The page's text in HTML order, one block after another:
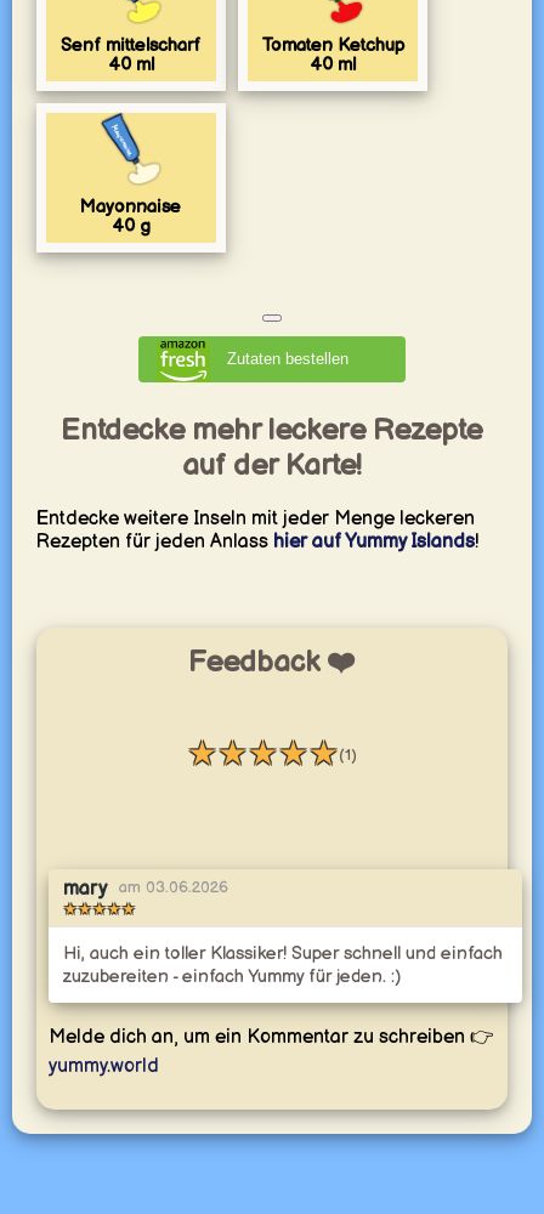
Senf mittelscharf
40 ml
Tomaten Ketchup
40 ml
Mayonnaise
40 g
Zutaten bestellen
Entdecke mehr leckere Rezepte
auf der Karte!
Entdecke weitere Inseln mit jeder Menge leckeren
Rezepten für jeden Anlass hier auf Yummy Islands!
Feedback ❤️
★★★★★
Bewertung: 5 / 5 (1)
mary
am 03.06.2026
★★★★★
Hi, auch ein toller Klassiker! Super schnell und einfach
zuzubereiten - einfach Yummy für jeden. :)
Melde dich an, um ein Kommentar zu schreiben 👉
yummy.world